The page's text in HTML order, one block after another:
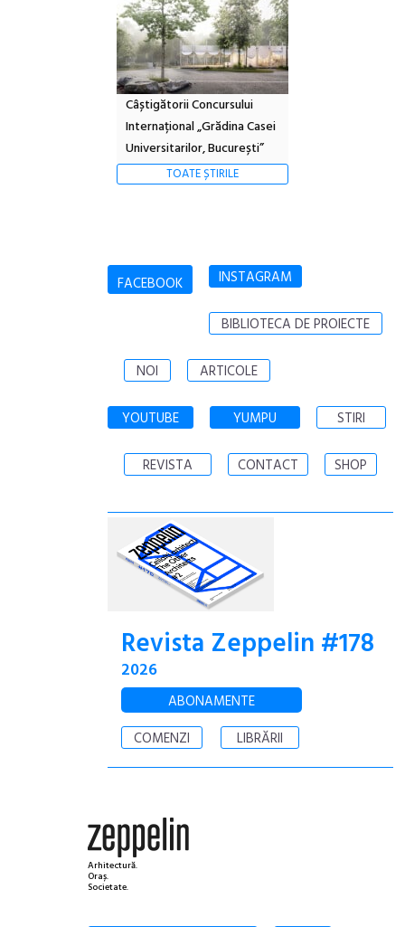
Câștigătorii Concursului
Internațional „Grădina Casei
Universitarilor, București”
TOATE ȘTIRILE
FACEBOOK INSTAGRAM
BIBLIOTECA DE PROIECTE
NOI ARTICOLE
YOUTUBE YUMPU STIRI
REVISTA CONTACT SHOP
Revista Zeppelin #178
2026
ABONAMENTE
COMENZI
LIBRĂRII
Arhitectură.
Oraș.
Societate.